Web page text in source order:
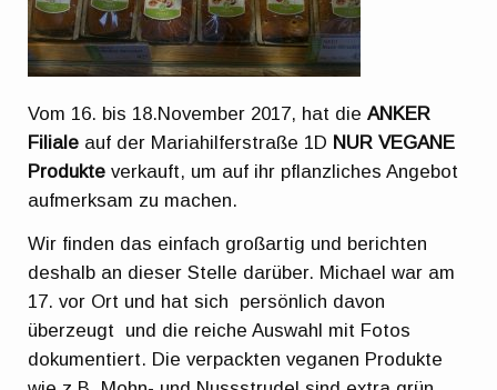
Vom 16. bis 18.November 2017, hat dieANKER
Filiale auf der Mariahilferstraße 1D NUR VEGANE
Produkte verkauft, um auf ihr pflanzliches Angebot
aufmerksam zu machen.
Wir finden das einfach großartig und berichten
deshalb an dieser Stelle darüber. Michael war am
17. vor Ort und hat sich persönlich davon
überzeugt und die reiche Auswahl mit Fotos
dokumentiert. Die verpackten veganen Produkte